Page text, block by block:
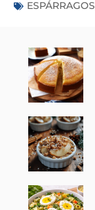
ESPÁRRAGOS